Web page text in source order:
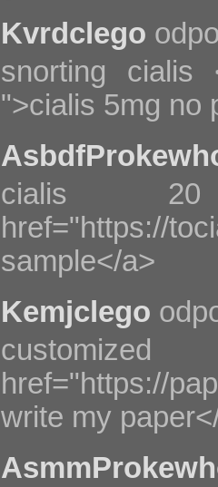
Kvrdclego
snorting cialis
">cialis 5mg no
cialis
href="https://
sample</a>
Kemjclego
href="https://
write my